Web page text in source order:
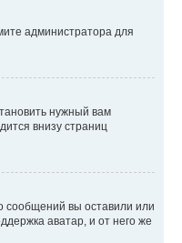
администратора для
нужный вам
внизу страниц
сообщений вы оставили или
аватар, и от него же